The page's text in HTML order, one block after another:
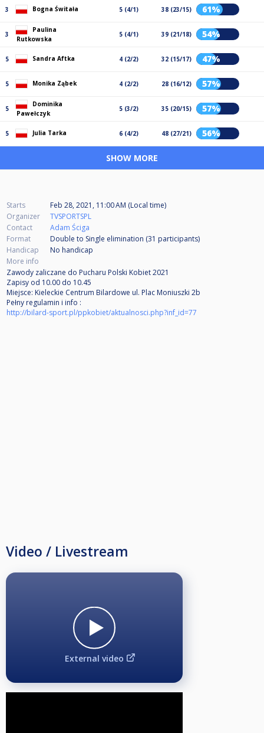
3 Bogna Świtała 5 (4/1) 38 (23/15) 61%
3
Paulina
Rutkowska
5 (4/1) 39 (21/18) 54%
5 Sandra Aftka 4 (2/2) 32 (15/17) 47%
5 Monika Ząbek 4 (2/2) 28 (16/12) 57%
5
Dominika
Pawełczyk
5 (3/2) 35 (20/15) 57%
5 Julia Tarka 6 (4/2) 48 (27/21) 56%
SHOW MORE
Starts
Feb 28, 2021, 11:00 AM (Local time)
Organizer
TVSPORTSPL
Contact
Adam Ściga
Format
Double to Single elimination (31 participants)
Handicap
No handicap
More info
Zawody zaliczane do Pucharu Polski Kobiet 2021
Zapisy od 10.00 do 10.45
Miejsce: Kieleckie Centrum Bilardowe ul. Plac Moniuszki 2b
Pełny regulamin i info :
http://bilard-sport.pl/ppkobiet/aktualnosci.php?inf_id=77
Video / Livestream
External video